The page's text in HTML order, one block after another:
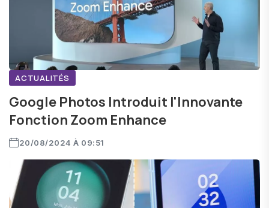
ACTUALITÉS
Google Photos Introduit l'Innovante
Fonction Zoom Enhance
20/08/2024 À 09:51